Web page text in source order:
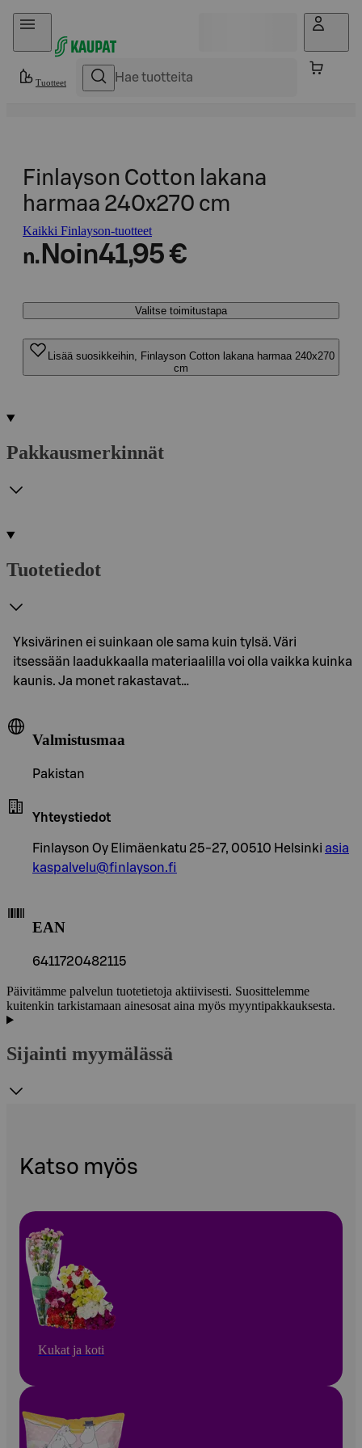
Hyppää sisältöön
Tuotteet
Finlayson Cotton lakana
harmaa 240x270 cm
Kaikki Finlayson-tuotteet
n. Noin41,95 €
Valitse toimitustapa
Lisää suosikkeihin, Finlayson Cotton lakana harmaa 240x270
cm
Pakkausmerkinnät
Tuotetiedot
Yksivärinen ei suinkaan ole sama kuin tylsä. Väri
itsessään laadukkaalla materiaalilla voi olla vaikka kuinka
kaunis. Ja monet rakastavat…
Valmistusmaa
Pakistan
Yhteystiedot
Finlayson Oy Elimäenkatu 25-27, 00510 Helsinki asia
kaspalvelu@finlayson.fi
EAN
6411720482115
Päivitämme palvelun tuotetietoja aktiivisesti. Suosittelemme
kuitenkin tarkistamaan ainesosat aina myös myyntipakkauksesta.
Sijainti myymälässä
Katso myös
Kukat ja koti